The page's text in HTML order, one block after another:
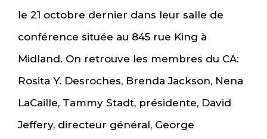
le 21 octobre dernier dans leur salle de
conférence située au 845 rue King à
Midland. On retrouve les membres du CA:
Rosita Y. Desroches, Brenda Jackson, Nena
LaCaille, Tammy Stadt, présidente, David
Jeffery, directeur général, George